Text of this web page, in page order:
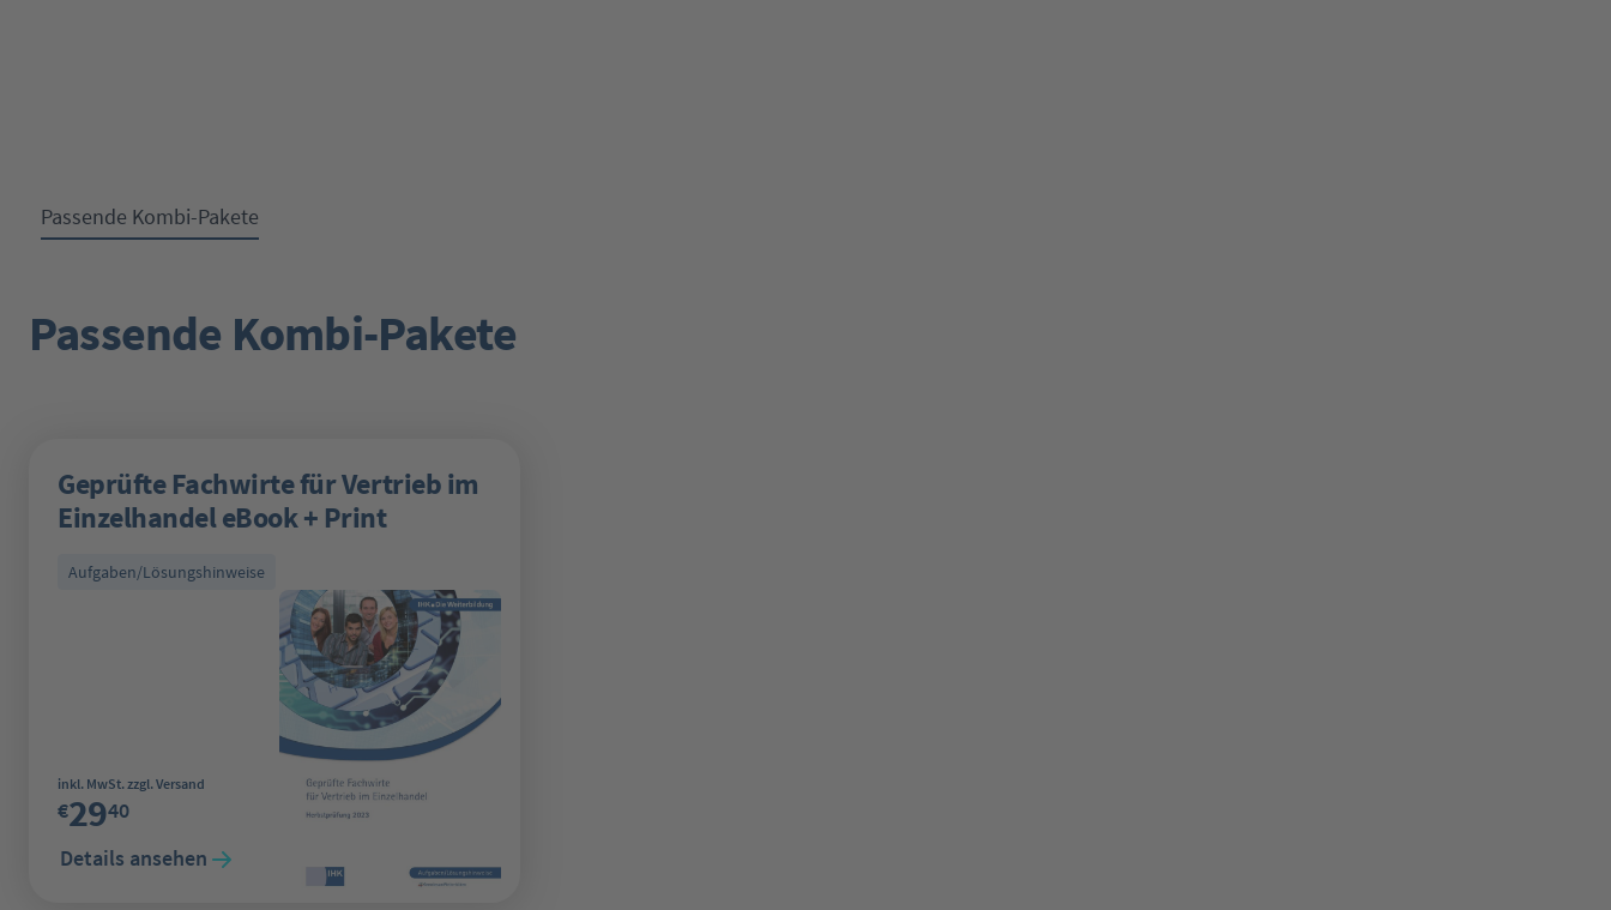
Passende Kombi-Pakete
Produktgalerie überspringen
Passende Kombi-Pakete
Geprüfte Fachwirte für Vertrieb im
Einzelhandel eBook + Print
Aufgaben/Lösungshinweise
Regulärer Preis:
inkl. MwSt. zzgl. Versand
€2940
Details ansehen